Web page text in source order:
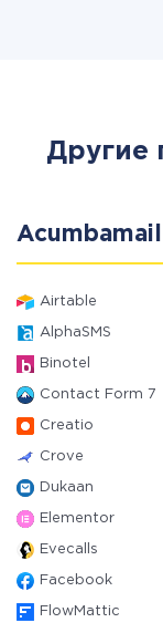
Другие
Acumbamail
Airtable
AlphaSMS
Binotel
Contact Form 7
Creatio
Crove
Dukaan
Elementor
Evecalls
Facebook
FlowMattic